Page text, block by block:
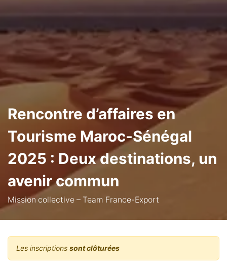
Rencontre d’affaires en
Tourisme Maroc-Sénégal
2025 : Deux destinations, un
avenir commun
Mission collective – Team France-Export
Les inscriptions sont clôturées